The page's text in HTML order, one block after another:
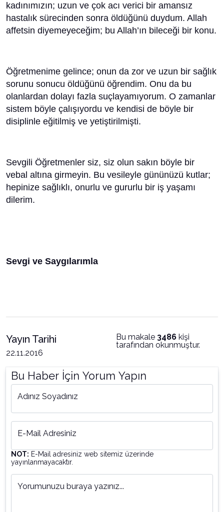
kadınımızın; uzun ve çok acı verici bir amansız
hastalık sürecinden sonra öldüğünü duydum. Allah
affetsin diyemeyeceğim; bu Allah’ın bileceği bir konu.
Öğretmenime gelince; onun da zor ve uzun bir sağlık
sorunu sonucu öldüğünü öğrendim. Onu da bu
olanlardan dolayı fazla suçlayamıyorum. O zamanlar
sistem böyle çalışıyordu ve kendisi de böyle bir
disiplinle eğitilmiş ve yetiştirilmişti.
Sevgili Öğretmenler siz, siz olun sakın böyle bir
vebal altına girmeyin. Bu vesileyle gününüzü kutlar;
hepinize sağlıklı, onurlu ve gururlu bir iş yaşamı
dilerim.
Sevgi ve Saygılarımla
Yayın Tarihi
22.11.2016
Bu makale 3486 kişi
tarafından okunmuştur.
Bu Haber İçin Yorum Yapın
Adınız Soyadınız
E-Mail Adresiniz
NOT: E-Mail adresiniz web sitemiz üzerinde
yayınlanmayacaktır.
Yorumunuzu buraya yazınız...